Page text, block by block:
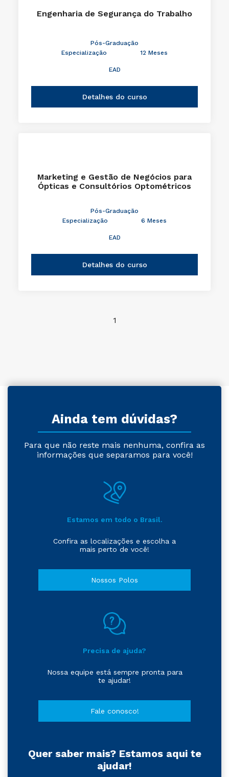
Engenharia de Segurança do Trabalho
Pós-Graduação
Especialização
12 Meses
EAD
Detalhes do curso
Marketing e Gestão de Negócios para
Ópticas e Consultórios Optométricos
Pós-Graduação
Especialização
6 Meses
EAD
Detalhes do curso
1
Ainda tem dúvidas?
Para que não reste mais nenhuma, confira as
informações que separamos para você!
Estamos em todo o Brasil.
Confira as localizações e escolha a
mais perto de você!
Nossos Polos
Precisa de ajuda?
Nossa equipe está sempre pronta para
te ajudar!
Fale conosco!
Quer saber mais? Estamos aqui te
ajudar!